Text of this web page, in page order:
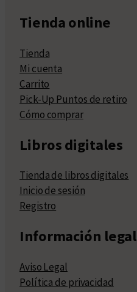
Tienda online
Tienda
Mi cuenta
Carrito
Pick-Up Puntos de retiro
Cómo comprar
Libros digitales
Tienda de libros digitales
Inicio de sesión
Registro
Información legal
Aviso Legal
Política de privacidad